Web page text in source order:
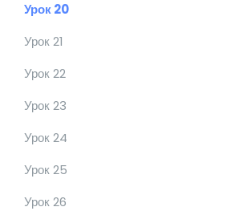
Урок 20
Урок 21
Урок 22
Урок 23
Урок 24
Урок 25
Урок 26